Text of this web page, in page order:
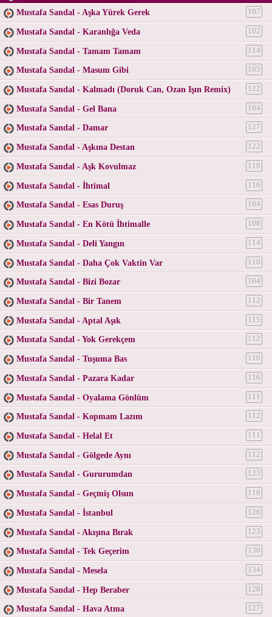
Mustafa Sandal - Aşka Yürek Gerek 107
Mustafa Sandal - Karanlığa Veda 102
Mustafa Sandal - Tamam Tamam 114
Mustafa Sandal - Masum Gibi 165
Mustafa Sandal - Kalmadı (Doruk Can, Ozan Işın Remix) 122
Mustafa Sandal - Gel Bana 164
Mustafa Sandal - Damar 127
Mustafa Sandal - Aşkına Destan 122
Mustafa Sandal - Aşk Kovulmaz 118
Mustafa Sandal - İhtimal 116
Mustafa Sandal - Esas Duruş 104
Mustafa Sandal - En Kötü İhtimalle 108
Mustafa Sandal - Deli Yangın 114
Mustafa Sandal - Daha Çok Vaktin Var 118
Mustafa Sandal - Bizi Bozar 104
Mustafa Sandal - Bir Tanem 112
Mustafa Sandal - Aptal Aşık 115
Mustafa Sandal - Yok Gerekçem 112
Mustafa Sandal - Tuşuma Bas 116
Mustafa Sandal - Pazara Kadar 116
Mustafa Sandal - Oyalama Gönlüm 111
Mustafa Sandal - Kopmam Lazım 112
Mustafa Sandal - Helal Et 111
Mustafa Sandal - Gölgede Aynı 112
Mustafa Sandal - Gururumdan 123
Mustafa Sandal - Geçmiş Olsun 116
Mustafa Sandal - İstanbul 126
Mustafa Sandal - Akışına Bırak 123
Mustafa Sandal - Tek Geçerim 130
Mustafa Sandal - Mesela 134
Mustafa Sandal - Hep Beraber 128
Mustafa Sandal - Hava Atma 127